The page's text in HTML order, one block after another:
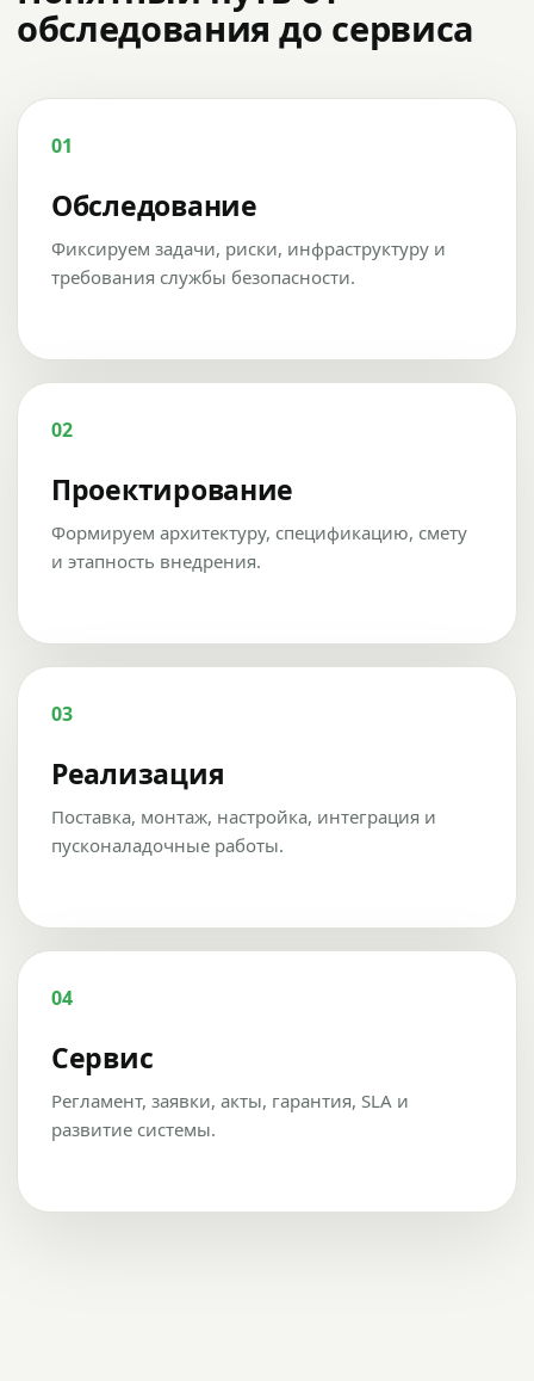
обследования до сервиса
01
Обследование
Фиксируем задачи, риски, инфраструктуру и
требования службы безопасности.
02
Проектирование
Формируем архитектуру, спецификацию, смету
и этапность внедрения.
03
Реализация
Поставка, монтаж, настройка, интеграция и
пусконаладочные работы.
04
Сервис
Регламент, заявки, акты, гарантия, SLA и
развитие системы.